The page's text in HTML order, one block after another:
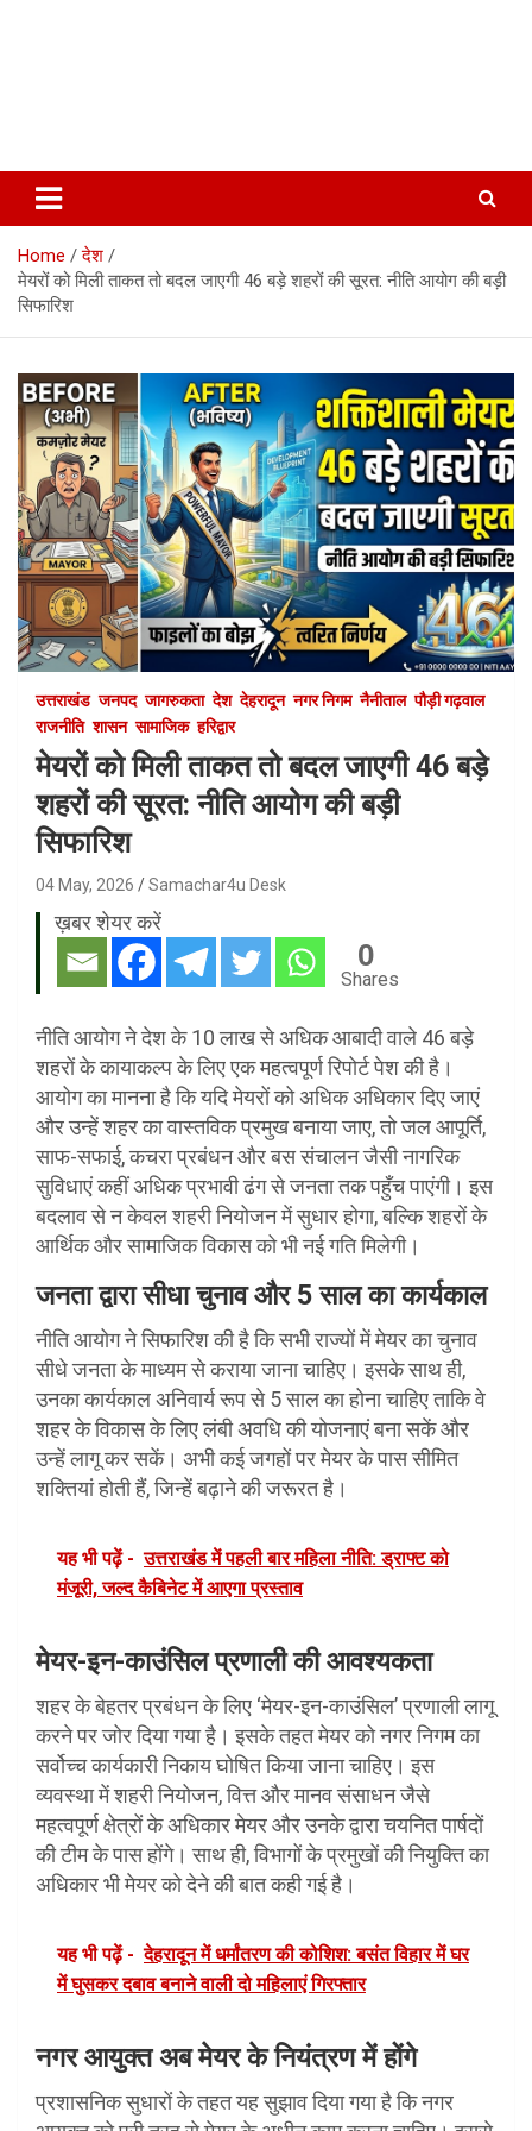
Home
देश
मेयरों को मिली ताकत तो बदल जाएगी 46 बड़े शहरों की सूरत: नीति आयोग की बड़ी
सिफारिश
उत्तराखंड जनपद जागरुकता देश देहरादून नगर निगम नैनीताल पौड़ी गढ़वाल
राजनीति शासन सामाजिक हरिद्वार
मेयरों को मिली ताकत तो बदल जाएगी 46 बड़े
शहरों की सूरत: नीति आयोग की बड़ी
सिफारिश
04 May, 2026 Samachar4u Desk
ख़बर शेयर करें
0
Shares
नीति आयोग ने देश के 10 लाख से अधिक आबादी वाले 46 बड़े
शहरों के कायाकल्प के लिए एक महत्वपूर्ण रिपोर्ट पेश की है।
आयोग का मानना है कि यदि मेयरों को अधिक अधिकार दिए जाएं
और उन्हें शहर का वास्तविक प्रमुख बनाया जाए, तो जल आपूर्ति,
साफ-सफाई, कचरा प्रबंधन और बस संचालन जैसी नागरिक
सुविधाएं कहीं अधिक प्रभावी ढंग से जनता तक पहुँच पाएंगी। इस
बदलाव से न केवल शहरी नियोजन में सुधार होगा, बल्कि शहरों के
आर्थिक और सामाजिक विकास को भी नई गति मिलेगी।
जनता द्वारा सीधा चुनाव और 5 साल का कार्यकाल
नीति आयोग ने सिफारिश की है कि सभी राज्यों में मेयर का चुनाव
सीधे जनता के माध्यम से कराया जाना चाहिए। इसके साथ ही,
उनका कार्यकाल अनिवार्य रूप से 5 साल का होना चाहिए ताकि वे
शहर के विकास के लिए लंबी अवधि की योजनाएं बना सकें और
उन्हें लागू कर सकें। अभी कई जगहों पर मेयर के पास सीमित
शक्तियां होती हैं, जिन्हें बढ़ाने की जरूरत है।
यह भी पढ़ें - उत्तराखंड में पहली बार महिला नीति: ड्राफ्ट को
मंजूरी, जल्द कैबिनेट में आएगा प्रस्ताव
मेयर-इन-काउंसिल प्रणाली की आवश्यकता
शहर के बेहतर प्रबंधन के लिए ‘मेयर-इन-काउंसिल’ प्रणाली लागू
करने पर जोर दिया गया है। इसके तहत मेयर को नगर निगम का
सर्वोच्च कार्यकारी निकाय घोषित किया जाना चाहिए। इस
व्यवस्था में शहरी नियोजन, वित्त और मानव संसाधन जैसे
महत्वपूर्ण क्षेत्रों के अधिकार मेयर और उनके द्वारा चयनित पार्षदों
की टीम के पास होंगे। साथ ही, विभागों के प्रमुखों की नियुक्ति का
अधिकार भी मेयर को देने की बात कही गई है।
यह भी पढ़ें - देहरादून में धर्मांतरण की कोशिश: बसंत विहार में घर
में घुसकर दबाव बनाने वाली दो महिलाएं गिरफ्तार
नगर आयुक्त अब मेयर के नियंत्रण में होंगे
प्रशासनिक सुधारों के तहत यह सुझाव दिया गया है कि नगर